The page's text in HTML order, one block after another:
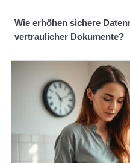
Wie erhöhen sichere
vertraulicher Dokumente?